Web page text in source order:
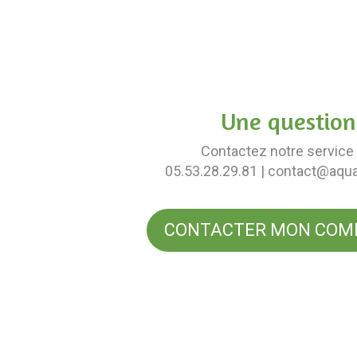
Une
Contactez notre
05.53.28.29.81 |
CONTACTER MON